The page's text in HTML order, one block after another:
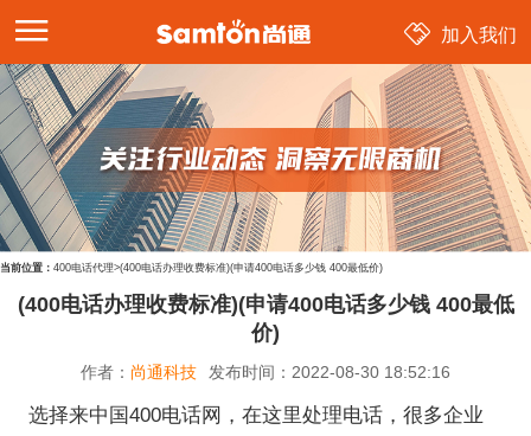
加入我们
当前位置： 400电话代理>(400电话办理收费标准)(申请400电话多少钱 400最低价)
(400电话办理收费标准)(申请400电话多少钱 400最低
价)
作者： 尚通科技 发布时间： 2022-08-30 18:52:16
选择来中国400电话网，在这里处理电话，很多企业